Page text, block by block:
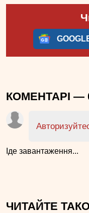
КОМЕНТАРІ —
Іде завантаження...
ЧИТАЙТЕ